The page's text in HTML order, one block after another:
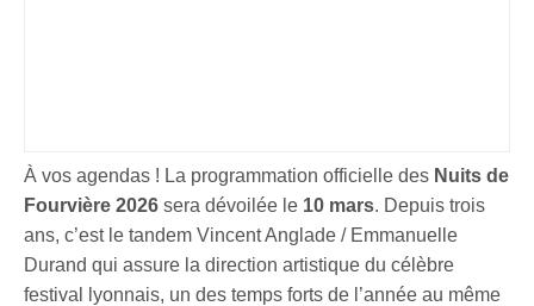
À vos agendas ! La programmation officielle des Nuits de
Fourvière 2026 sera dévoilée le 10 mars. Depuis trois
ans, c’est le tandem Vincent Anglade / Emmanuelle
Durand qui assure la direction artistique du célèbre
festival lyonnais, un des temps forts de l’année au même